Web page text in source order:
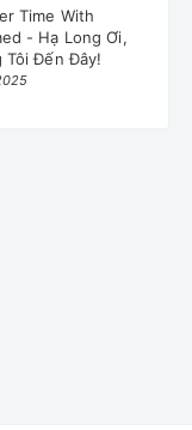
Time With
- Hạ Long Ơi,
Tôi Đến Đây!